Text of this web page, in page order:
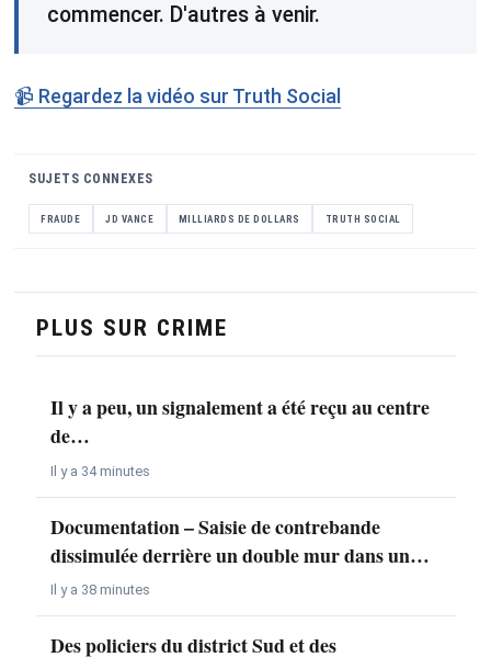
commencer. D'autres à venir.
📹 Regardez la vidéo sur Truth Social
SUJETS CONNEXES
FRAUDE JD VANCE MILLIARDS DE DOLLARS TRUTH SOCIAL
PLUS SUR CRIME
Il y a peu, un signalement a été reçu au centre
de…
Il y a 34 minutes
Documentation – Saisie de contrebande
dissimulée derrière un double mur dans un…
Il y a 38 minutes
Des policiers du district Sud et des